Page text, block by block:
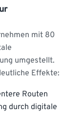
mit 80
umgestellt.
Effekte:
Routen
durch digitale